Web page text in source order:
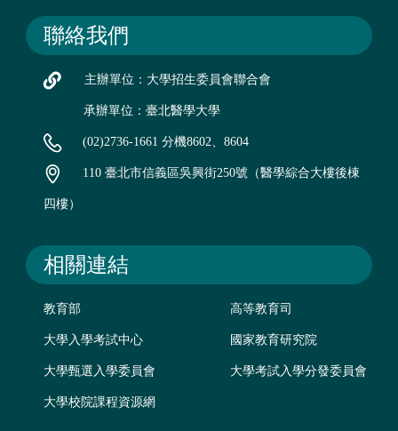
聯絡我們
主辦單位：大學招生委員會聯合會
承辦單位：臺北醫學大學
(02)2736-1661 分機8602、8604
110 臺北市信義區吳興街250號（醫學綜合大樓後棟
四樓）
相關連結
教育部 高等教育司
大學入學考試中心 國家教育研究院
大學甄選入學委員會 大學考試入學分發委員會
大學校院課程資源網